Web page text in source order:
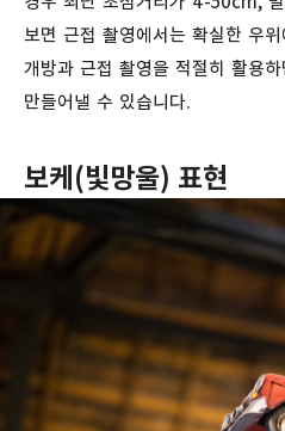
보면 근접 촬영에서는 확실한 우
개방과 근접 촬영을 적절히 활용
만들어낼 수 있습니다.
보케(빛망울) 표현